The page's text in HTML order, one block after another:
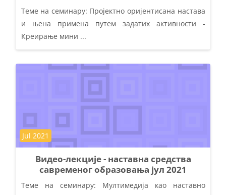
Теме на семинару: Пројектно оријентисана настава
и њена примена путем задатих активности -
Креирање мини ...
Видео-лекције - наставна средства
савременог образовања јул 2021
Kategorija kursa
Jul 2021
Теме на семинару: Мултимедија као наставно